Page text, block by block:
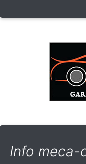
Info meca-